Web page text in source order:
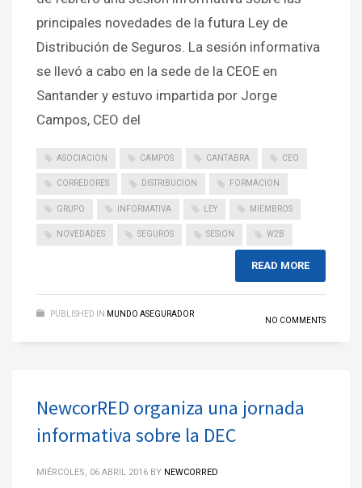
principales novedades de la futura Ley de
Distribución de Seguros. La sesión informativa
se llevó a cabo en la sede de la CEOE en
Santander y estuvo impartida por Jorge
Campos, CEO del
ASOCIACION CAMPOS CANTABRA CEO
CORREDORES DISTRIBUCION FORMACION
GRUPO INFORMATIVA LEY MIEMBROS
NOVEDADES SEGUROS SESION W2B
READ MORE
PUBLISHED IN MUNDO ASEGURADOR
NO COMMENTS
NewcorRED organiza una jornada
informativa sobre la DEC
MIÉRCOLES, 06 ABRIL 2016 BY NEWCORRED